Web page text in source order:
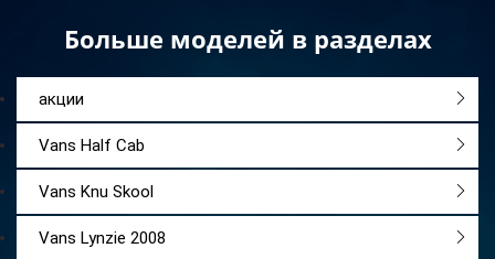
Больше моделей в разделах
акции
Vans Half Cab
Vans Knu Skool
Vans Lynzie 2008